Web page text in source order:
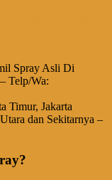
Spray Asli Di
Telp/Wa:
Timur, Jakarta
dan Sekitarnya –